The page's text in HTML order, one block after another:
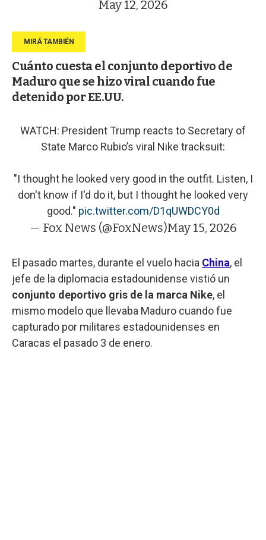
May 12, 2026
Cuánto cuesta el conjunto deportivo de
Maduro que se hizo viral cuando fue
detenido por EE.UU.
WATCH: President Trump reacts to Secretary of
State Marco Rubio’s viral Nike tracksuit:
"I thought he looked very good in the outfit. Listen, I
don't know if I'd do it, but I thought he looked very
good." pic.twitter.com/D1qUWDCY0d
— Fox News (@FoxNews)May 15, 2026
El pasado martes, durante el vuelo hacia China, el
jefe de la diplomacia estadounidense vistió un
conjunto deportivo gris de la marca Nike, el
mismo modelo que llevaba Maduro cuando fue
capturado por militares estadounidenses en
Caracas el pasado 3 de enero.